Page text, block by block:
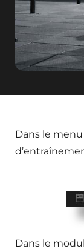
Dans le menu
Dans le